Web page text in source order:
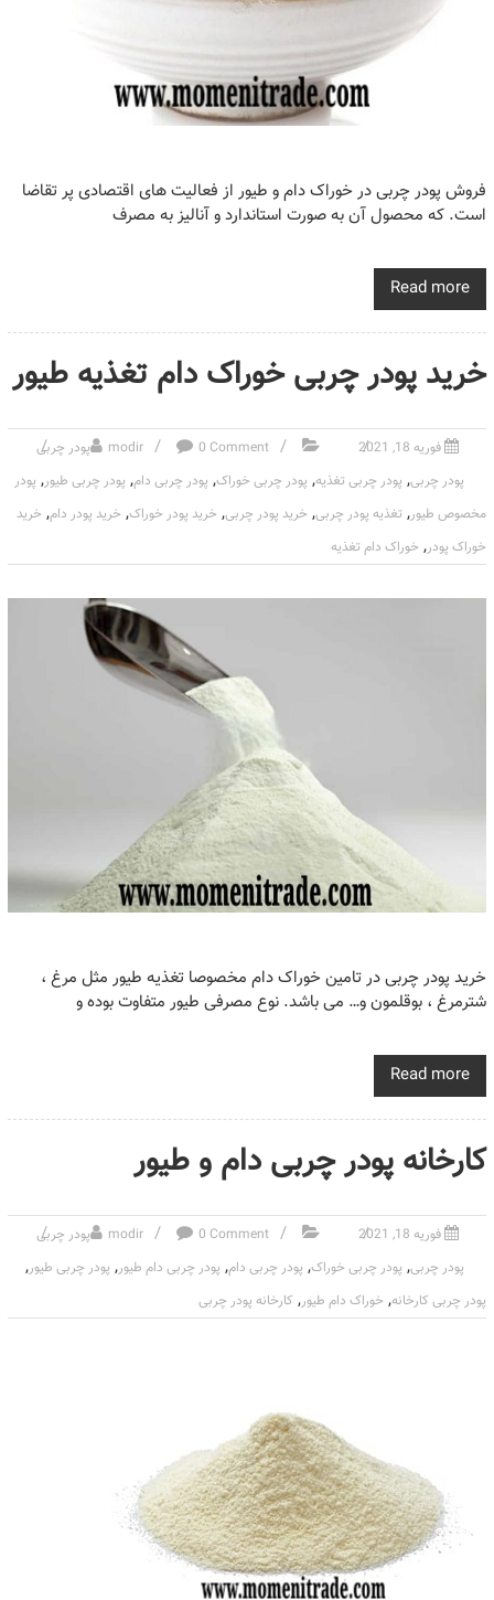
فروش پودر چربی در خوراک دام و طیور از فعالیت های اقتصادی پر تقاضا
است. که محصول آن به صورت استاندارد و آنالیز به مصرف
Read more
خرید پودر چربی خوراک دام تغذیه طیور
فوریه 18, 2021 modir 0 Comment
پودر چربی
پودر چربی, پودر چربی تغذیه, پودر چربی خوراک, پودر چربی دام, پودر چربی طیور, پودر
مخصوص طیور, تغذیه پودر چربی, خرید پودر چربی, خرید پودر خوراک, خرید پودر دام, خرید
خوراک پودر, خوراک دام تغذیه
خرید پودر چربی در تامین خوراک دام مخصوصا تغذیه طیور مثل مرغ ،
شترمرغ ، بوقلمون و… می باشد. نوع مصرفی طیور متفاوت بوده و
Read more
کارخانه پودر چربی دام و طیور
فوریه 18, 2021 modir 0 Comment
پودر چربی
پودر چربی, پودر چربی خوراک, پودر چربی دام, پودر چربی دام طیور, پودر چربی طیور,
پودر چربی کارخانه, خوراک دام طیور, کارخانه پودر چربی